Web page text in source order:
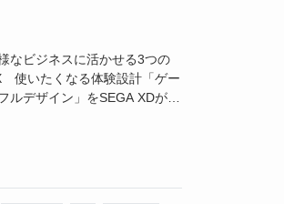
なビジネスに活かせる3つの
使いたくなる体験設計「ゲー
ルデザイン」をSEGA XDが解